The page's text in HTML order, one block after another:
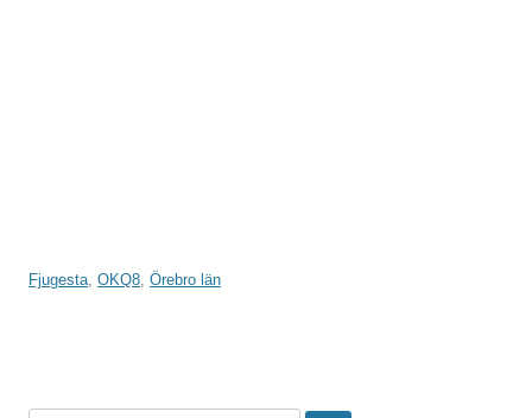
Fjugesta, OKQ8, Örebro län